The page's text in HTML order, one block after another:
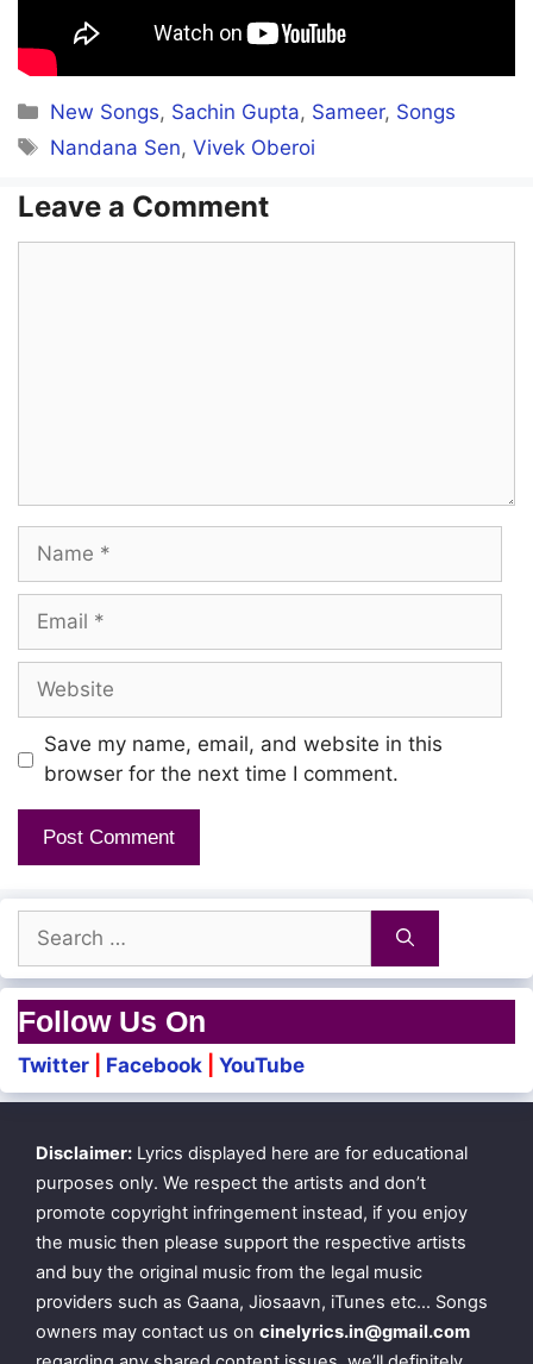
Unnidathil Pesa
Idhazh Kenjiyadhe!
Undhan Vasam Aanapothum
Kenjiyadhe!
Unakkaaga Sorgam Onru
Seithu Vaiththen
Unakkaga En Idhayam
Aaa… Aaa…. Haaaa…
Kenjiyadhe…..
Unnaiye Paarkka Nenjam Kenjiyadhe!
Naan Enna Seiven Ammaa Aa… Aaa…
Kenjiyadhe Aaahaa… Aaa…
Uyirum Udalum Than Kenjiyadhe!
Unnaiye Paarkka Nenjam Kenjiyadhe!
Naan Enna Seiven Ammaa Aa… Aaa…
Oh! Mannil Mazhai Polave
Adi Onraai Naam Seralam
Namakke Oru Theevinai
Categories
New Songs, Sachin Gupta, Sameer, Songs
Tags
Nandana Sen,Vivek Oberoi
Leave a Comment
Name
Email
Website
Save my name, email, and website in this
browser for the next time I comment.
Search
for:
Follow Us On
Twitter Facebook YouTube
Disclaimer: Lyrics displayed here are for educational
purposes only. We respect the artists and don’t
promote copyright infringement instead, if you enjoy
the music then please support the respective artists
and buy the original music from the legal music
providers such as Gaana, Jiosaavn, iTunes etc… Songs
owners may contact us on cinelyrics.in@gmail.com